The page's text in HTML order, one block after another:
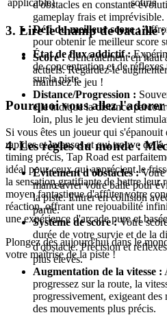
d'obstacles en constante
gameplay frais et imprévisible.
Défi du meilleur score :
pour obtenir le meilleur score
État de flux addictif :
de concentration et de
sur la piste.
Pourquoi vous allez l'adorer
Si vous êtes un joueur qui s'épanouit
rapides et intenses et qui trouve de
timing précis, Tap Road est
idéal pour ceux qui apprécient le
la sensation gratifiante de battre leur
moyen fantastique d'affûter votre
réaction, offrant une rejouabilité
une expérience d'arcade pure et
Plongez dès aujourd'hui dans le
votre maîtrise de la piste !
3. Lire le champ de bataille
Score :Généralement en haut
actuels. Regardez-le
maîtrisez le jeu !
Distance/Progression :
elle indique la distance
loin, plus le jeu devient
4. Les règles du monde :
Évitement d'obstacles :Votre
manœuvrer votre balle pour
la piste. Entrer en collision
partie.
Système de score :Votre
durée de votre survie et de la
d'obstacle. Précision et
plus élevés.
Augmentation de la vitesse :
progressez sur la route, la
progressivement, exigeant des
des mouvements plus précis.